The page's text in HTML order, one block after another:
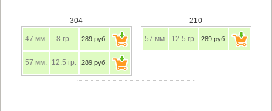
304
47 мм. 8 гр. 289 руб.
57 мм. 12.5 гр. 289 руб.
210
57 мм. 12.5 гр. 289 руб.